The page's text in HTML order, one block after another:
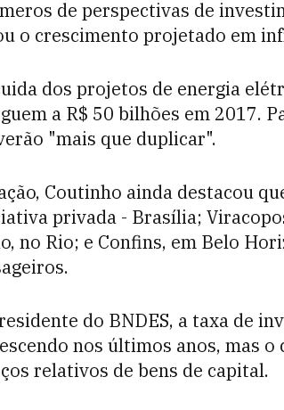
de perspectivas de
o crescimento projetado em
dos projetos de energia
a R$ 50 bilhões em 2017.
"mais que duplicar".
Coutinho ainda destacou
privada - Brasília;
no Rio; e Confins, em Belo
do BNDES, a taxa de
nos últimos anos, mas
relativos de bens de capital.